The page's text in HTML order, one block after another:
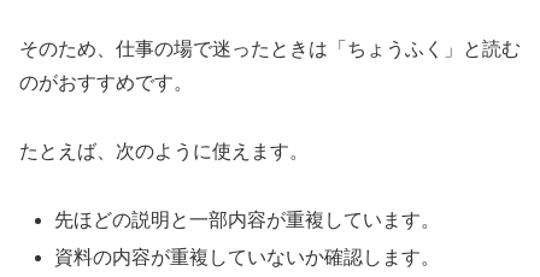
そのため、仕事の場で迷ったときは「ちょうふく」と読む
のがおすすめです。
たとえば、次のように使えます。
先ほどの説明と一部内容が重複しています。
資料の内容が重複していないか確認します。